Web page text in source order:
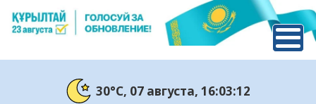
30°C, 07 августа, 16:03:13